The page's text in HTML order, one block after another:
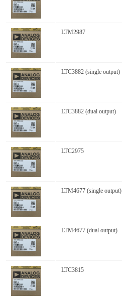
LTM2987
LTC3882 (single output)
LTC3882 (dual output)
LTC2975
LTM4677 (single output)
LTM4677 (dual output)
LTC3815